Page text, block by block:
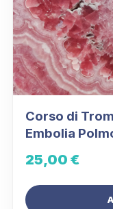
Corso di
Embolia
25,00 €